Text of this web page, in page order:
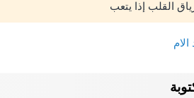
القلب إذا يتعب